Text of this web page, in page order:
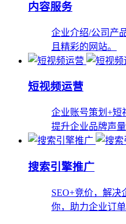
内容服务
企业介绍/公司产
且精彩的网站。
短视频运营
企业账号策划+短
提升企业品牌声量
搜索引擎推广
SEO+竞价，解
你，助力企业订单